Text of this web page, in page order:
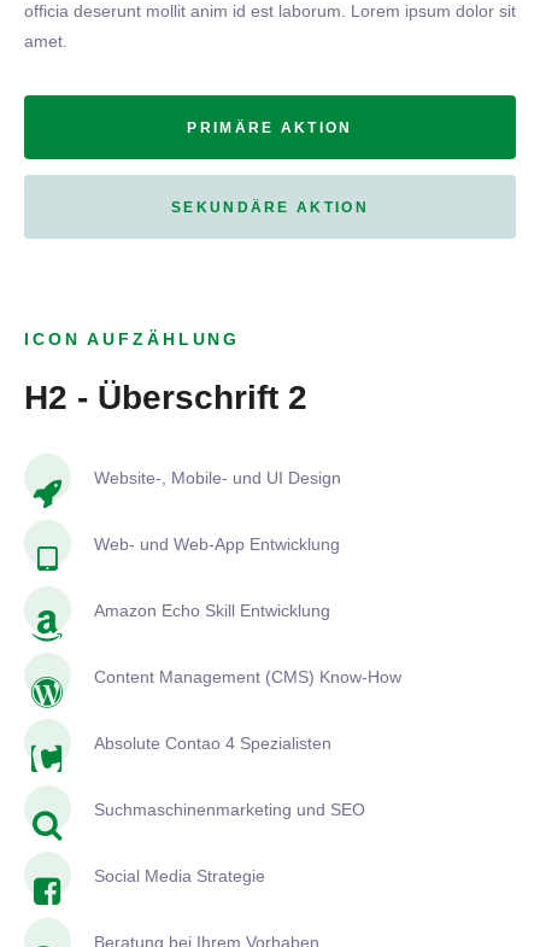
officia deserunt mollit anim id est laborum. Lorem ipsum dolor sit
amet.
PRIMÄRE AKTION
SEKUNDÄRE AKTION
ICON AUFZÄHLUNG
H2 - Überschrift 2
Website-, Mobile- und UI Design
Web- und Web-App Entwicklung
Amazon Echo Skill Entwicklung
Content Management (CMS) Know-How
Absolute Contao 4 Spezialisten
Suchmaschinenmarketing und SEO
Social Media Strategie
Beratung bei Ihrem Vorhaben